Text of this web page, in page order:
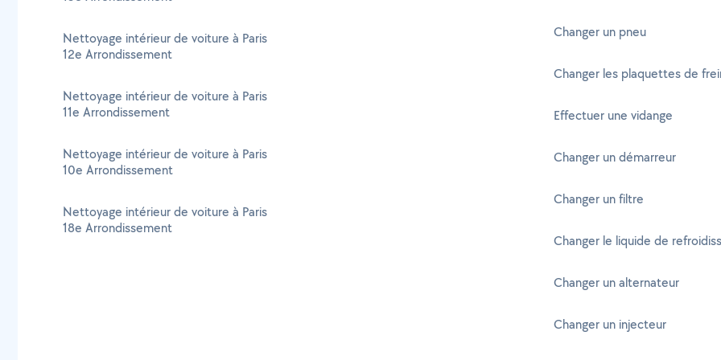
Nettoyage intérieur de voiture à Paris
12e Arrondissement
Nettoyage intérieur de voiture à Paris
11e Arrondissement
Nettoyage intérieur de voiture à Paris
10e Arrondissement
Nettoyage intérieur de voiture à Paris
18e Arrondissement
Changer un pneu
Changer les plaquettes de
Effectuer une vidange
Changer un démarreur
Changer un filtre
Changer le liquide de
Changer un alternateur
Changer un injecteur